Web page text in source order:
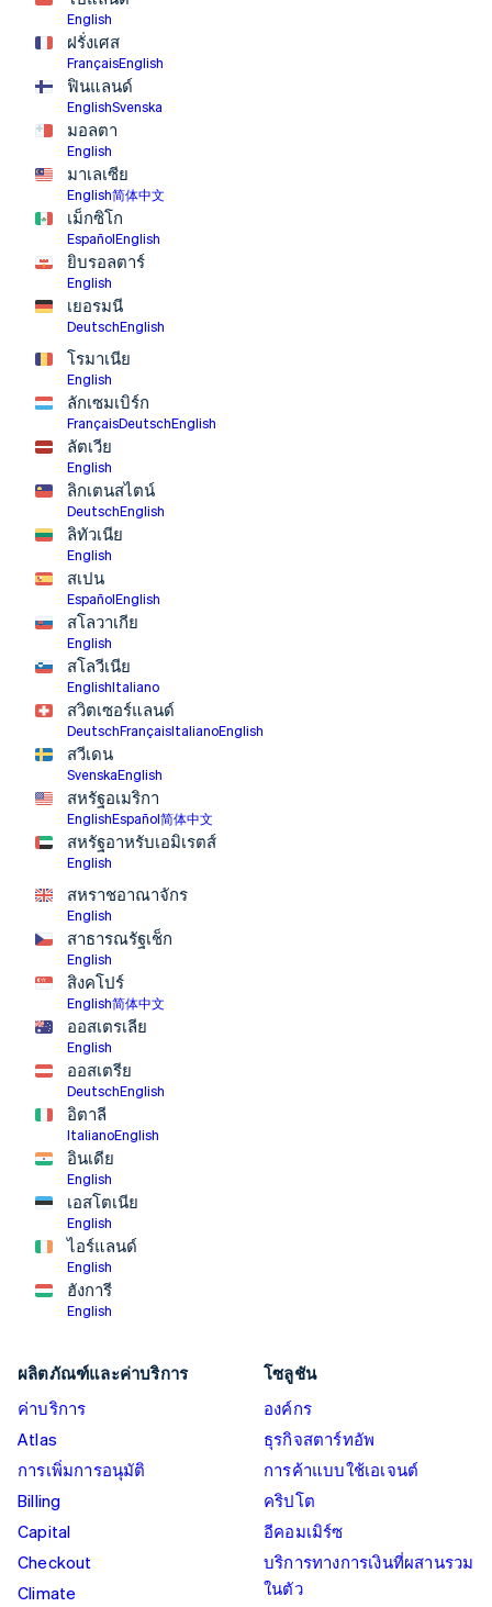
English
ฝรั่งเศส
FrançaisEnglish
ฟินแลนด์
EnglishSvenska
มอลตา
English
มาเลเซีย
English简体中文
เม็กซิโก
EspañolEnglish
ยิบรอลตาร์
English
เยอรมนี
DeutschEnglish
โรมาเนีย
English
ลักเซมเบิร์ก
FrançaisDeutschEnglish
ลัตเวีย
English
ลิกเตนสไตน์
DeutschEnglish
ลิทัวเนีย
English
สเปน
EspañolEnglish
สโลวาเกีย
English
สโลวีเนีย
EnglishItaliano
สวิตเซอร์แลนด์
DeutschFrançaisItalianoEnglish
สวีเดน
SvenskaEnglish
สหรัฐอเมริกา
EnglishEspañol简体中文
สหรัฐอาหรับเอมิเรตส์
English
สหราชอาณาจักร
English
สาธารณรัฐเช็ก
English
สิงคโปร์
English简体中文
ออสเตรเลีย
English
ออสเตรีย
DeutschEnglish
อิตาลี
ItalianoEnglish
อินเดีย
English
เอสโตเนีย
English
ไอร์แลนด์
English
ฮังการี
English
ผลิตภัณฑ์และค่าบริการ
ค่าบริการ
Atlas
การเพิ่มการอนุมัติ
Billing
Capital
Checkout
Climate
โซลูชัน
องค์กร
ธุรกิจสตาร์ทอัพ
การค้าแบบใช้เอเจนต์
คริปโต
อีคอมเมิร์ซ
บริการทางการเงินที่ผสานรวม
ในตัว